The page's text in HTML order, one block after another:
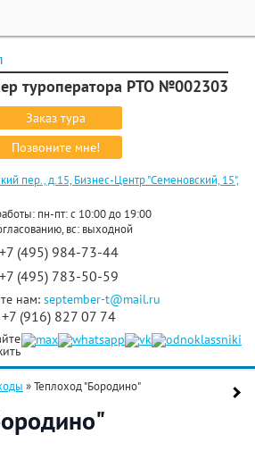
туроператора РТО №002303
Заказ тура
Позвоните мне!
пер., д.15, Бизнес-Центр "Семеновский, 15",
пн-пт: с 10:00 до 19:00
вс: выходной
+7 (495) 984-73-44
+7 (495) 783-50-59
нам: september-t@mail.ru
+7 (916) 827 07 74
»Теплоход "Бородино"